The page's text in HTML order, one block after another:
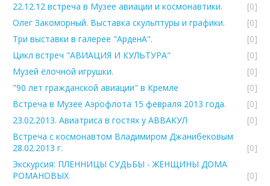
22.12.12 встреча в Музее авиации и космонавтики.
[0]
Олег Закоморный. Выставка скульптуры и графики.
[0]
Три выставки в галерее "АрденА".
[0]
Цикл встреч "АВИАЦИЯ И КУЛЬТУРА"
[0]
Музей ёлочной игрушки.
[0]
"90 лет гражданской авиации" в Кремле
[0]
Встреча в Музее Аэрофлота 15 февраля 2013 года.
[0]
23.02.2013. Авиатриса в гостях у АВВАКУЛ
[0]
Встреча с космонавтом Владимиром Джанибековым
28.02.2013 г.
[0]
Экскурсия: ПЛЕННИЦЫ СУДЬБЫ - ЖЕНЩИНЫ ДОМА
РОМАНОВЫХ
[0]